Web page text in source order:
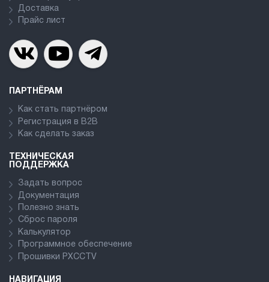
Доставка
Прайс лист
ПАРТНЁРАМ
Как стать партнёром
Регистрация в В2В
Как сделать заказ
ТЕХНИЧЕСКАЯ
ПОДДЕРЖКА
Задать вопрос
Документация
Полезно знать
Сброс пароля
Калькулятор
Программное обеспечение
Прошивки PXCCTV
НАВИГАЦИЯ